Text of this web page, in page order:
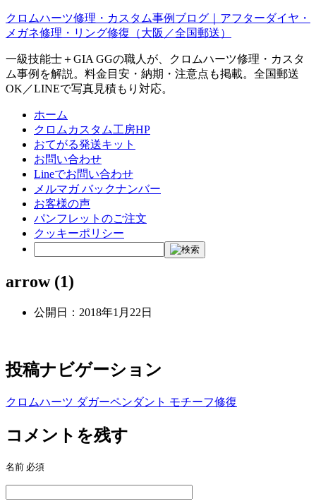
クロムハーツ修理・カスタム事例ブログ｜アフターダイヤ・
メガネ修理・リング修復（大阪／全国郵送）
一級技能士＋GIA GGの職人が、クロムハーツ修理・カスタ
ム事例を解説。料金目安・納期・注意点も掲載。全国郵送
OK／LINEで写真見積もり対応。
ホーム
クロムカスタム工房HP
おてがる発送キット
お問い合わせ
Lineでお問い合わせ
メルマガ バックナンバー
お客様の声
パンフレットのご注文
クッキーポリシー
arrow (1)
公開日： 2018年1月22日
投稿ナビゲーション
クロムハーツ ダガーペンダント モチーフ修復
コメントを残す
名前 必須